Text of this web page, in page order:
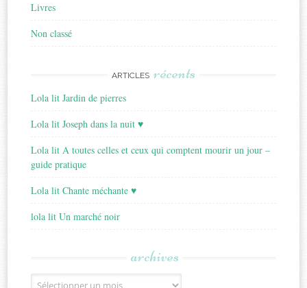
Livres
Non classé
ARTICLES récents
Lola lit Jardin de pierres
Lola lit Joseph dans la nuit ♥
Lola lit A toutes celles et ceux qui comptent mourir un jour –
guide pratique
Lola lit Chante méchante ♥
lola lit Un marché noir
archives
Archives